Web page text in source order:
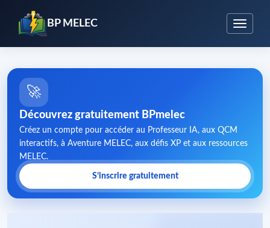
BP MELEC
🚀
Découvrez gratuitement BPmelec
Créez un compte pour accéder au Professeur IA, aux QCM
interactifs, à Aventure MELEC, aux défis XP et aux ressources
MELEC.
S’inscrire gratuitement